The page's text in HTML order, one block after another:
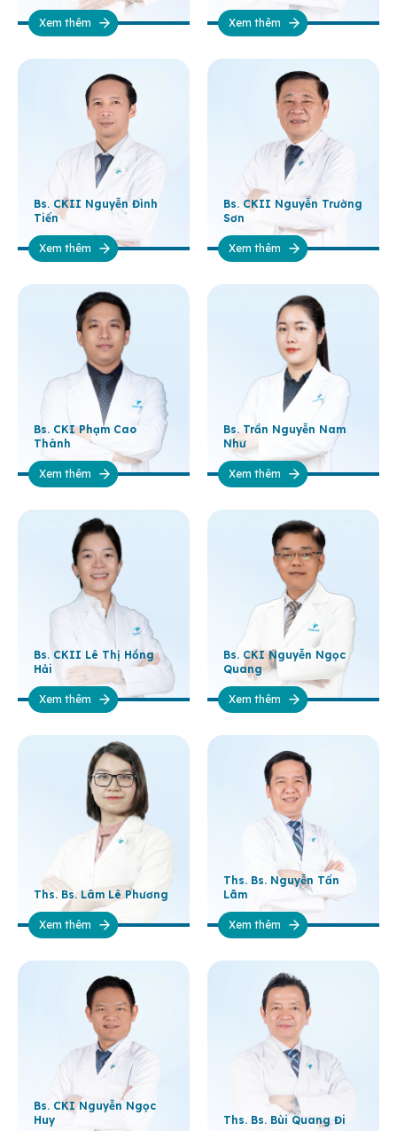
Xem thêm Xem thêm
Bs. CKII Nguyễn Đình
Tiến
Xem thêm
Bs. CKII Nguyễn Trường
Sơn
Xem thêm
Bs. CKI Phạm Cao
Thành
Xem thêm
Bs. Trần Nguyễn Nam
Như
Xem thêm
Bs. CKII Lê Thị Hồng
Hải
Xem thêm
Bs. CKI Nguyễn Ngọc
Quang
Xem thêm
Ths. Bs. Lâm Lê Phương
Xem thêm
Ths. Bs. Nguyễn Tấn
Lãm
Xem thêm
Bs. CKI Nguyễn Ngọc
Huy
Ths. Bs. Bùi Quang Đi